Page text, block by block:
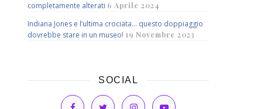
completamente alterati 6 Aprile 2024
Indiana Jones e l’ultima crociata… questo doppiaggio
dovrebbe stare in un museo! 19 Novembre 2023
SOCIAL